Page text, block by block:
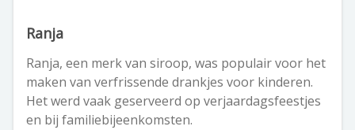
Ranja
Ranja, een merk van siroop, was populair voor het
maken van verfrissende drankjes voor kinderen.
Het werd vaak geserveerd op verjaardagsfeestjes
en bij familiebijeenkomsten.